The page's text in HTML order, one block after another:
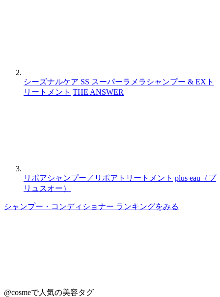
シーズナルケア SS スーパーラメラシャンプー & EXト
リートメント THE ANSWER
リポアシャンプー／リポアトリートメント plus eau（プ
リュスオー）
シャンプー・コンディショナー ランキングをみる
@cosmeで人気の美容タグ